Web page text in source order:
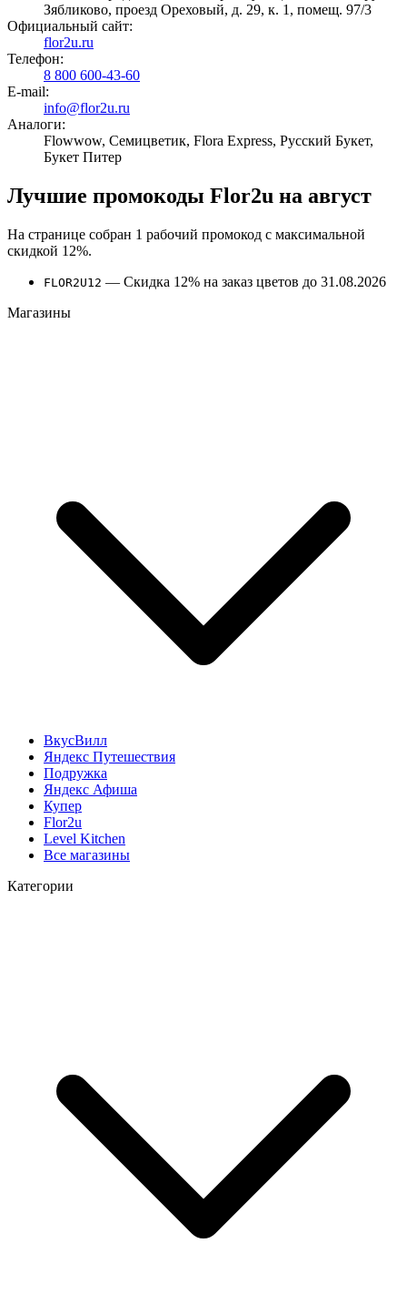
Зябликово, проезд Ореховый, д. 29, к. 1, помещ. 97/3
Официальный сайт:
flor2u.ru
Телефон:
8 800 600-43-60
E-mail:
info@flor2u.ru
Аналоги:
Flowwow, Семицветик, Flora Express, Русский Букет,
Букет Питер
Лучшие промокоды Flor2u на август
На странице собран 1 рабочий промокод с максимальной
скидкой 12%.
FLOR2U12 — Скидка 12% на заказ цветов до 31.08.2026
Магазины
ВкусВилл
Яндекс Путешествия
Подружка
Яндекс Афиша
Купер
Flor2u
Level Kitchen
Все магазины
Категории